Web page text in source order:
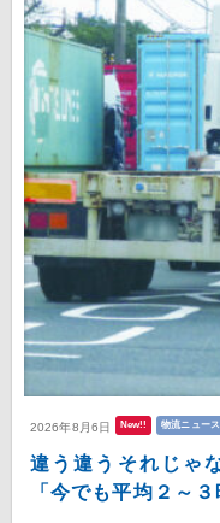
2026年8月6日 New!! 物流ニュース
違う違うそれじ
「今でも平均２～３